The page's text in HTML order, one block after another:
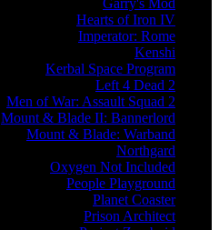
Garry's Mod
Hearts of Iron IV
Imperator: Rome
Kenshi
Kerbal Space Program
Left 4 Dead 2
Men of War: Assault Squad 2
Mount & Blade II: Bannerlord
Mount & Blade: Warband
Northgard
Oxygen Not Included
People Playground
Planet Coaster
Prison Architect